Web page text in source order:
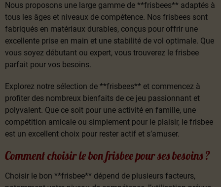
Nous proposons une large gamme de **frisbees** adaptés à
tous les âges et niveaux de compétence. Nos frisbees sont
fabriqués en matériaux durables, conçus pour offrir une
excellente prise en main et une stabilité de vol optimale. Que
vous soyez débutant ou expert, vous trouverez le frisbee
parfait pour vos besoins.
Explorez notre sélection de **frisbees** et commencez à
profiter des nombreux bienfaits de ce jeu passionnant et
polyvalent. Que ce soit pour une activité en famille, une
compétition amicale ou simplement pour le plaisir, le frisbee
est un excellent choix pour rester actif et s’amuser.
Comment choisir le bon frisbee pour ses besoins ?
Choisir le bon **frisbee** dépend de plusieurs facteurs,